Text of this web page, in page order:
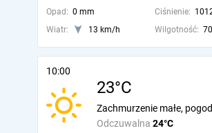
Opad: 0 mm Ciśnienie:
Wiatr:
13 km/h Wilgotność:
10:00
23°C
Odczuwalna 24°C
Zachmurzenie małe,